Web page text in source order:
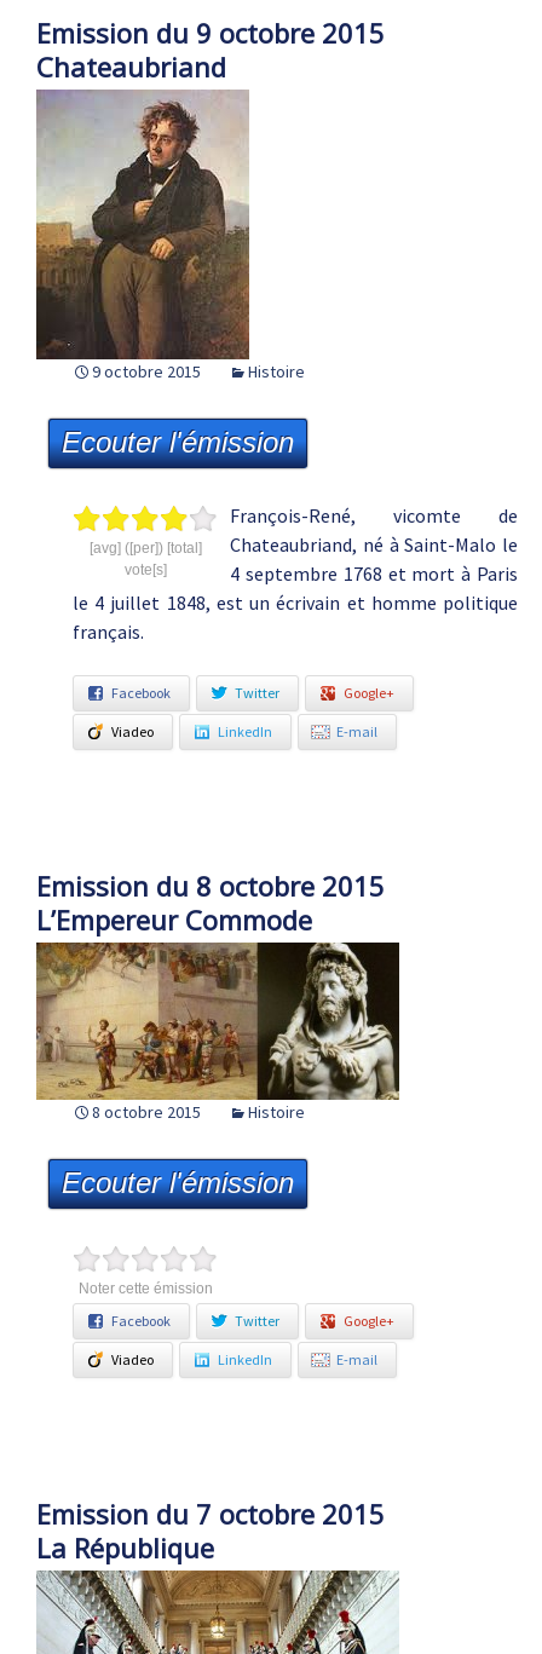
Emission du 9 octobre 2015
Chateaubriand
9 octobre 2015 Histoire
Ecouter l'émission
[avg] ([per]) [total]
vote[s]
François-René, vicomte de
Chateaubriand, né à Saint-Malo le
4 septembre 1768 et mort à Paris
le 4 juillet 1848, est un écrivain et homme politique
français.
Facebook Twitter Google+
Viadeo LinkedIn E-mail
Emission du 8 octobre 2015
L’Empereur Commode
8 octobre 2015 Histoire
Ecouter l'émission
Noter cette émission
Facebook Twitter Google+
Viadeo LinkedIn E-mail
Emission du 7 octobre 2015
La République